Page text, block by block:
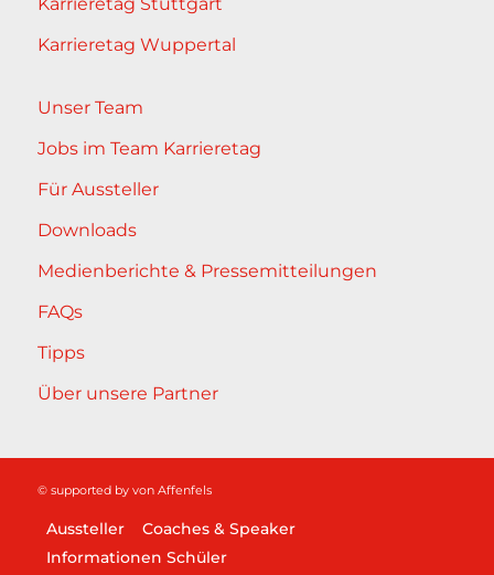
Karrieretag Wuppertal
Unser Team
Jobs im Team Karrieretag
Für Aussteller
Downloads
Medienberichte & Pressemitteilungen
FAQs
Tipps
Über unsere Partner
© supported by von Affenfels
Aussteller
Coaches & Speaker
Informationen Schüler